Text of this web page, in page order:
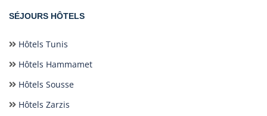
SÉJOURS HÔTELS
Hôtels Tunis
Hôtels Hammamet
Hôtels Sousse
Hôtels Zarzis